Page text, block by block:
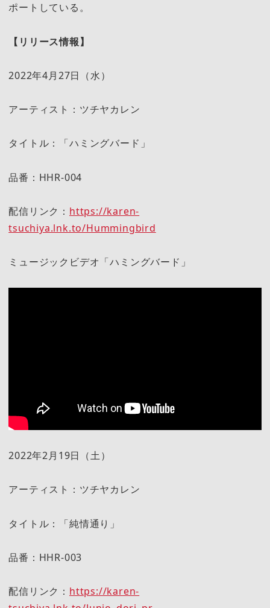
ポートしている。
【リリース情報】
2022年4月27日（水）
アーティスト：ツチヤカレン
タイトル：「ハミングバード」
品番：HHR-004
配信リンク： https://karen-
tsuchiya.lnk.to/Hummingbird
ミュージックビデオ「ハミングバード」
2022年2月19日（土）
アーティスト：ツチヤカレン
タイトル：「純情通り」
品番：HHR-003
配信リンク： https://karen-